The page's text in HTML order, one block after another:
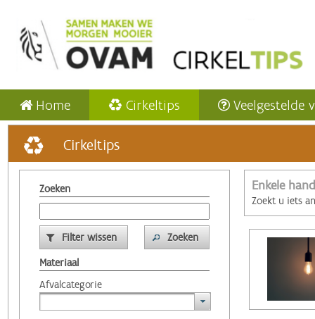
Home Cirkeltips Veelgestelde
Cirkeltips
Zoeken
Filter wissen
Zoeken
Materiaal
Afvalcategorie
Enkele
Zoekt u iets